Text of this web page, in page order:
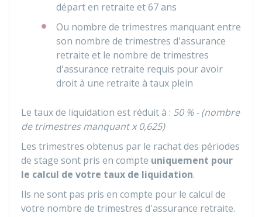
départ en retraite et 67 ans
Ou nombre de trimestres manquant entre
son nombre de trimestres d'assurance
retraite et le nombre de trimestres
d'assurance retraite requis pour avoir
droit à une retraite à taux plein
Le taux de liquidation est réduit à : 50 %- (nombre
de trimestres manquant x 0,625)
Les trimestres obtenus par le rachat des périodes
de stage sont pris en compte uniquement pour
le calcul de votre taux de liquidation.
Ils ne sont pas pris en compte pour le calcul de
votre nombre de trimestres d'assurance retraite.